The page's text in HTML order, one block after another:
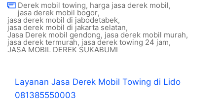
Derek mobil towing, harga jasa derek mobil,
jasa derek mobil bogor,
jasa derek mobil di jabodetabek,
jasa derek mobil di jakarta selatan,
Jasa Derek mobil gendong, jasa derek mobil murah,
jasa derek termurah, jasa derek towing 24 jam,
JASA MOBIL DEREK SUKABUMI
Layanan Jasa Derek Mobil Towing di Lido
081385550003